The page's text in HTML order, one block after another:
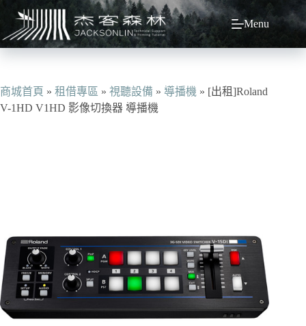
主
容
Menu
商城首頁 » 租借專區 » 視聽設備 » 導播機 » [出租]Roland
V-1HD V1HD 影像切換器 導播機